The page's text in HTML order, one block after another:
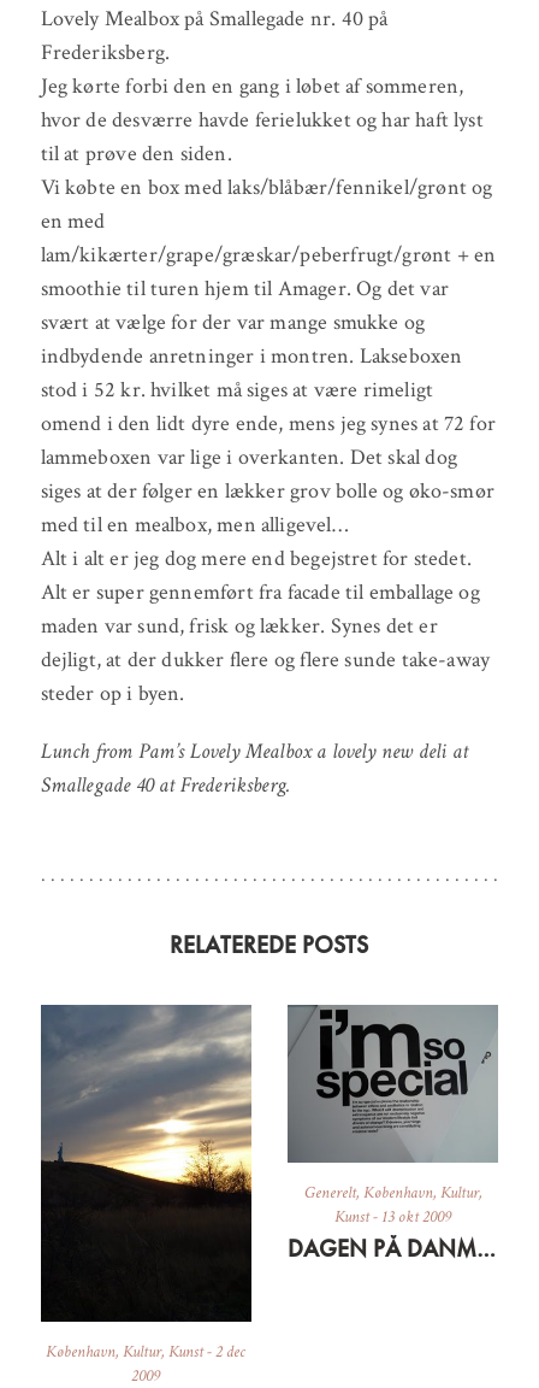
Lovely Mealbox på Smallegade nr. 40 på
Frederiksberg.
Jeg kørte forbi den en gang i løbet af sommeren,
hvor de desværre havde ferielukket og har haft lyst
til at prøve den siden.
Vi købte en box med laks/blåbær/fennikel/grønt og
en med
lam/kikærter/grape/græskar/peberfrugt/grønt + en
smoothie til turen hjem til Amager. Og det var
svært at vælge for der var mange smukke og
indbydende anretninger i montren. Lakseboxen
stod i 52 kr. hvilket må siges at være rimeligt
omend i den lidt dyre ende, mens jeg synes at 72 for
lammeboxen var lige i overkanten. Det skal dog
siges at der følger en lækker grov bolle og øko-smør
med til en mealbox, men alligevel…
Alt i alt er jeg dog mere end begejstret for stedet.
Alt er super gennemført fra facade til emballage og
maden var sund, frisk og lækker. Synes det er
dejligt, at der dukker flere og flere sunde take-away
steder op i byen.
Lunch from Pam’s Lovely Mealbox a lovely new deli at
Smallegade 40 at Frederiksberg.
RELATEREDE POSTS
København,Kultur,Kunst-2 dec
2009
Generelt, København, Kultur,
Kunst- 13 okt 2009
DAGEN PÅ DANMARKS DESIGN CENTER (MEST I BILLEDER)